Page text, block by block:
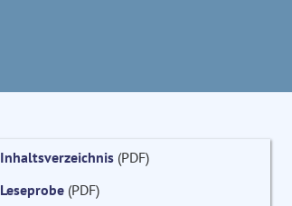
Inhaltsverzeichnis(PDF)
Leseprobe(PDF)